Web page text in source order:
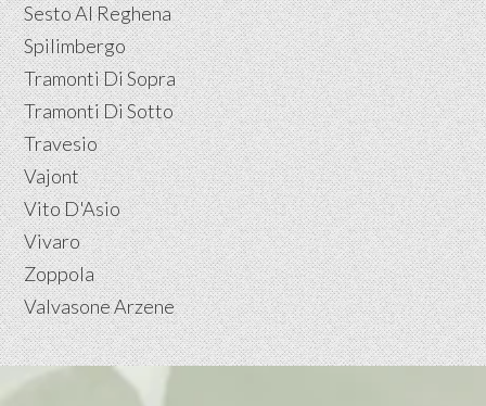
Sesto Al Reghena
Spilimbergo
Tramonti Di Sopra
Tramonti Di Sotto
Travesio
Vajont
Vito D'Asio
Vivaro
Zoppola
Valvasone Arzene